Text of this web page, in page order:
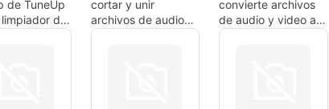
de TuneUp
de
musical
cortar y unir
archivos de audio
en Mac de manera
convierte archivos
de audio y video a
formato mp3